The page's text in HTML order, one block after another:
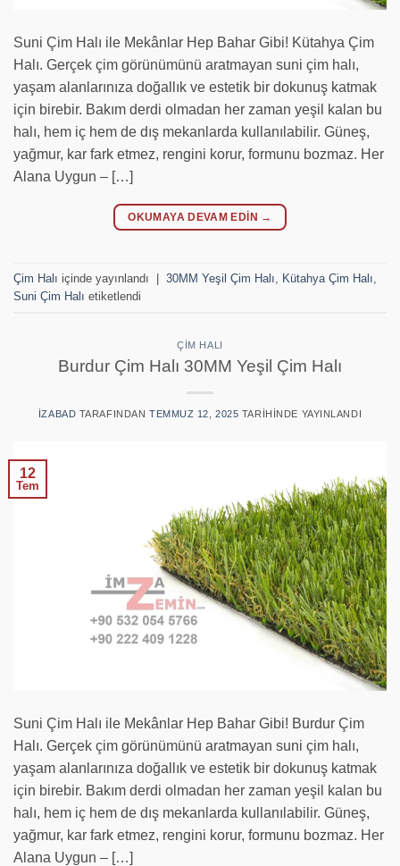
Suni Çim Halı ile Mekânlar Hep Bahar Gibi! Kütahya Çim
Halı. Gerçek çim görünümünü aratmayan suni çim halı,
yaşam alanlarınıza doğallık ve estetik bir dokunuş katmak
için birebir. Bakım derdi olmadan her zaman yeşil kalan bu
halı, hem iç hem de dış mekanlarda kullanılabilir. Güneş,
yağmur, kar fark etmez, rengini korur, formunu bozmaz. Her
Alana Uygun – […]
OKUMAYA DEVAM EDIN →
Çim Halı içinde yayınlandı 30MM Yeşil Çim Halı Kütahya Çim Halı
Suni Çim Halı etiketlendi
ÇIM HALI
Burdur Çim Halı 30MM Yeşil Çim Halı
IZABAD TARAFINDAN TEMMUZ 12, 2025 TARIHINDE YAYINLANDI
12
Tem
Suni Çim Halı ile Mekânlar Hep Bahar Gibi! Burdur Çim
Halı. Gerçek çim görünümünü aratmayan suni çim halı,
yaşam alanlarınıza doğallık ve estetik bir dokunuş katmak
için birebir. Bakım derdi olmadan her zaman yeşil kalan bu
halı, hem iç hem de dış mekanlarda kullanılabilir. Güneş,
yağmur, kar fark etmez, rengini korur, formunu bozmaz. Her
Alana Uygun – […]